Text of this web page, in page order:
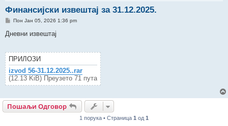
Финансијски извештај за 31.12.2025.
П
р
Пон Јан 05, 2026 1:36 pm
Дневни извештај
ПРИЛОЗИ
izvod 56-31.12.2025..rar
(12.13 KiB) Преузето 71 пута
Пошаљи Одговор
1 порука • Страница 1 од 1